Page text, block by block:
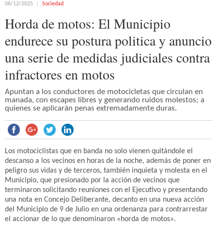
06/12/2025 Sociedad
Horda de motos: El Municipio
endurece su postura politica y anuncio
una serie de medidas judiciales contra
infractores en motos
Apuntan a los conductores de motocicletas que circulan en
manada, con escapes libres y generando ruidos molestos; a
quienes se aplicarán penas extremadamente duras.
Los motociclistas que en banda no solo vienen quitándole el
descanso a los vecinos en horas de la noche, además de poner en
peligro sus vidas y de terceros, también inquieta y molesta en el
Municipio, que presionado por la acción de vecinos que
terminaron solicitando reuniones con el Ejecutivo y presentando
una nota en Concejo Deliberante, decanto en una nueva acción
del Municipio de 9 de Julio en una ordenanza para contrarrestar
el accionar de lo que denominaron «horda de motos».